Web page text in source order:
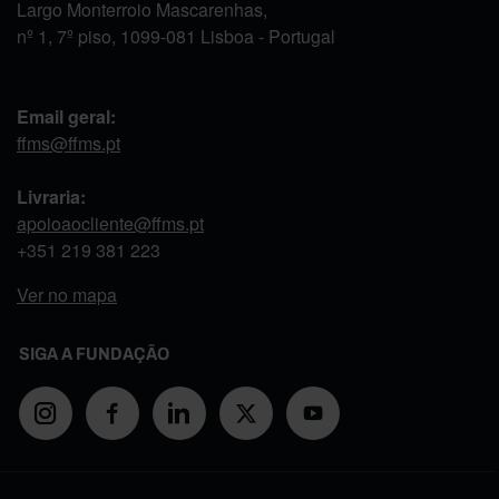
Largo Monterroio Mascarenhas,
nº 1, 7º piso, 1099-081 Lisboa - Portugal
Email geral:
ffms@ffms.pt
Livraria:
apoioaocliente@ffms.pt
+351 219 381 223
Ver no mapa
SIGA A FUNDAÇÃO